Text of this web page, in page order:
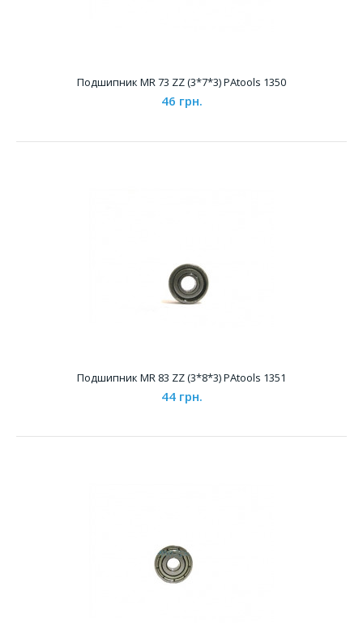
Подшипник MR 681-X (1.5*4*1.2) PAtools 4381
76 грн.
Характеристики &..
Подшипник MR 73 ZZ (3*7*3) PAtools 1350
46 грн.
Подшипник MR 83 ZZ (3*8*3) PAtools 1351
44 грн.